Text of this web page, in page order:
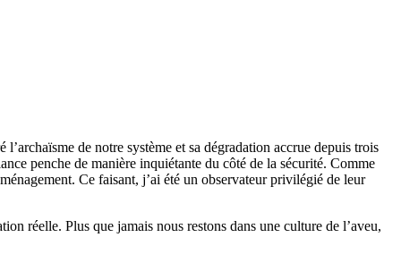
de notre système et sa dégradation accrue depuis trois
penche de manière inquiétante du côté de la sécurité. Comme
Ce faisant, j’ai été un observateur privilégié de leur
réelle. Plus que jamais nous restons dans une culture de l’aveu,